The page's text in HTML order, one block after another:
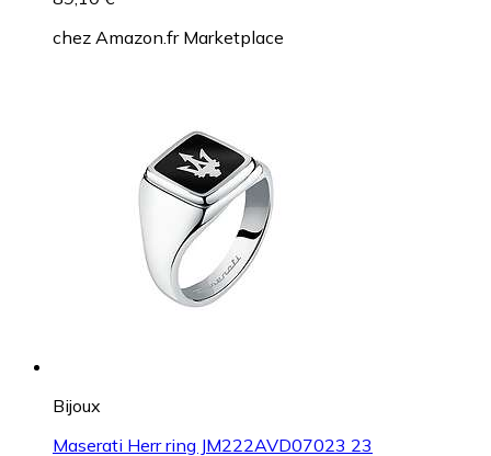
chez Amazon.fr Marketplace
Bijoux
Maserati Herr ring JM222AVD07023 23